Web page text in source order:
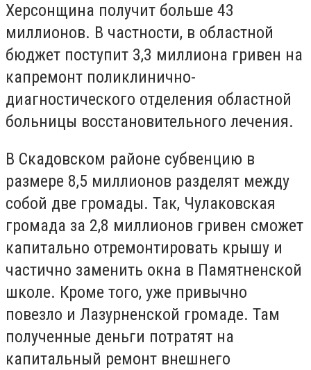
Херсонщина получит больше 43
миллионов. В частности, в областной
бюджет поступит 3,3 миллиона гривен на
капремонт поликлинично-
диагностического отделения областной
больницы восстановительного лечения.
В Скадовском районе субвенцию в
размере 8,5 миллионов разделят между
собой две громады. Так, Чулаковская
громада за 2,8 миллионов гривен сможет
капитально отремонтировать крышу и
частично заменить окна в Памятненской
школе. Кроме того, уже привычно
повезло и Лазурненской громаде. Там
полученные деньги потратят на
капитальный ремонт внешнего